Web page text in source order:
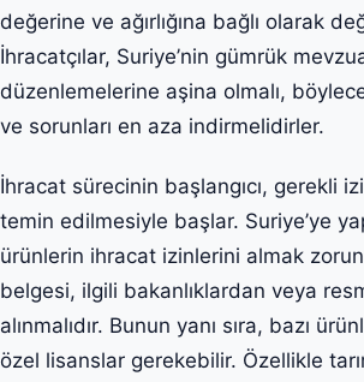
değerine ve ağırlığına bağlı olarak
İhracatçılar, Suriye’nin gümrük
düzenlemelerine aşina olmalı,
ve sorunları en aza indirmelidirler.
İhracat sürecinin başlangıcı, gerekli
temin edilmesiyle başlar. Suriye’ye
ürünlerin ihracat izinlerini almak
belgesi, ilgili bakanlıklardan veya
alınmalıdır. Bunun yanı sıra, bazı
özel lisanslar gerekebilir. Özellikle